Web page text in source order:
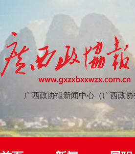
广西政协报新闻中心（广西政